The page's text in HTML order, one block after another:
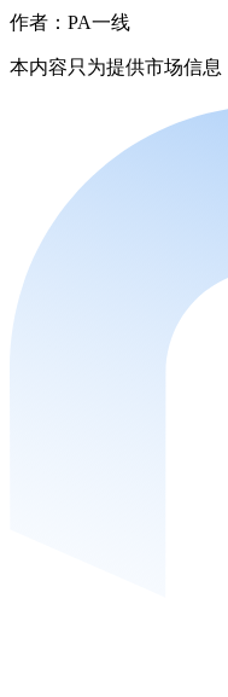
作者：PA一线
本内容只为提供市场信息